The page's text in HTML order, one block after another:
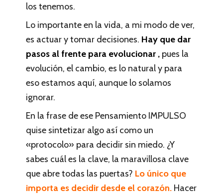
los tenemos.
Lo importante en la vida, a mi modo de ver,
es actuar y tomar decisiones. Hay que dar
pasos al frente para evolucionar , pues la
evolución, el cambio, es lo natural y para
eso estamos aquí, aunque lo solamos
ignorar.
En la frase de ese Pensamiento IMPULSO
quise sintetizar algo así como un
«protocolo» para decidir sin miedo. ¿Y
sabes cuál es la clave, la maravillosa clave
que abre todas las puertas? Lo único que
importa es decidir desde el corazón. Hacer